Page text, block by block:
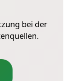
bei der